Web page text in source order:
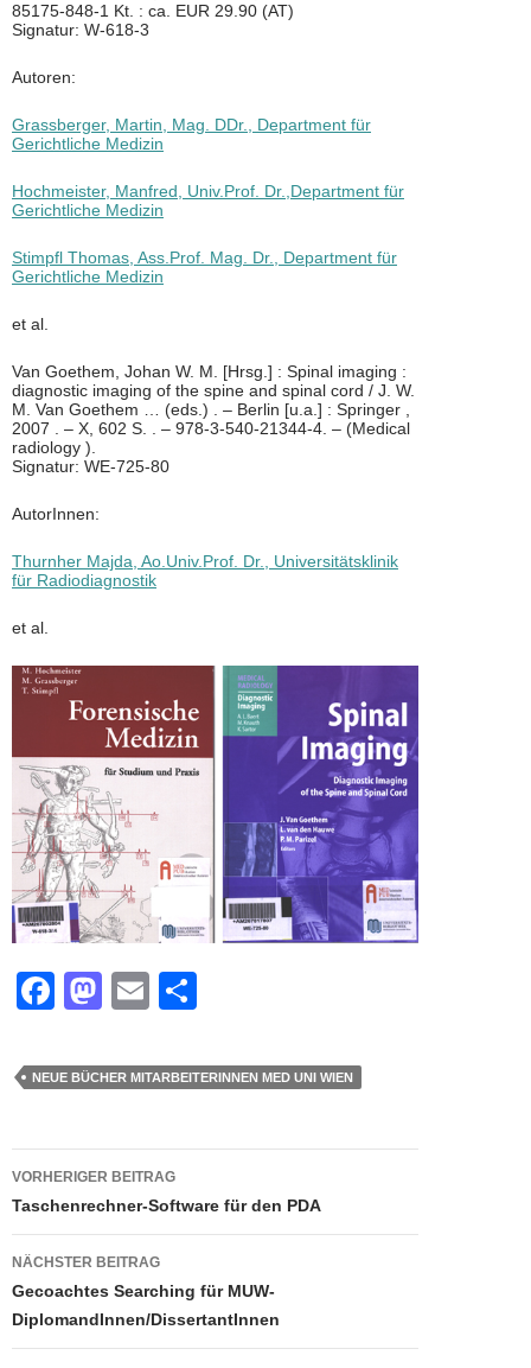
85175-848-1 Kt. : ca. EUR 29.90 (AT)
Signatur: W-618-3
Autoren:
Grassberger, Martin, Mag. DDr., Department für
Gerichtliche Medizin
Hochmeister, Manfred, Univ.Prof. Dr.,Department für
Gerichtliche Medizin
Stimpfl Thomas, Ass.Prof. Mag. Dr., Department für
Gerichtliche Medizin
et al.
Van Goethem, Johan W. M. [Hrsg.] : Spinal imaging :
diagnostic imaging of the spine and spinal cord / J. W.
M. Van Goethem … (eds.) . – Berlin [u.a.] : Springer ,
2007 . – X, 602 S. . – 978-3-540-21344-4. – (Medical
radiology ).
Signatur: WE-725-80
AutorInnen:
Thurnher Majda, Ao.Univ.Prof. Dr., Universitätsklinik
für Radiodiagnostik
et al.
F
c
b
o
o
k
M
st
d
o
n
E
ail e
NEUE BÜCHER MITARBEITERINNEN MED UNI WIEN
Beitragsnavigation
VORHERIGER BEITRAG
Taschenrechner-Software für den PDA
NÄCHSTER BEITRAG
Gecoachtes Searching für MUW-
DiplomandInnen/DissertantInnen